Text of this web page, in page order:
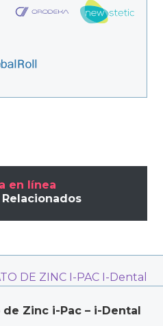
en línea
Zinc i-Pac – i-Dental